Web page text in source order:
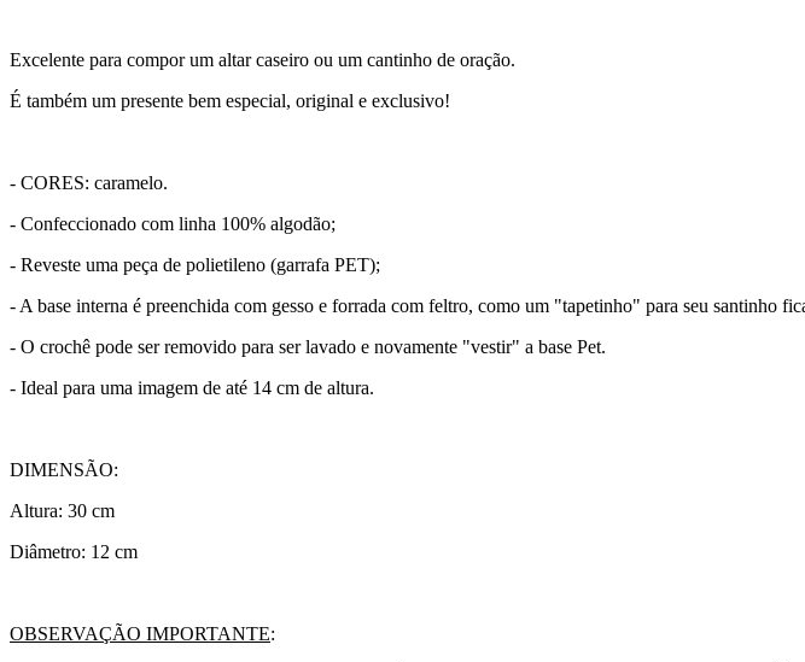
Excelente para compor um altar caseiro ou um cantinho de oração.
É também um presente bem especial, original e exclusivo!
- CORES: caramelo.
- Confeccionado com linha 100% algodão;
- Reveste uma peça de polietileno (garrafa PET);
- A base interna é preenchida com gesso e forrada com feltro, como um "tapetinho" para seu santinho
- O crochê pode ser removido para ser lavado e novamente "vestir" a base Pet.
- Ideal para uma imagem de até 14 cm de altura.
DIMENSÃO:
Altura: 30 cm
Diâmetro: 12 cm
OBSERVAÇÃO IMPORTANTE: